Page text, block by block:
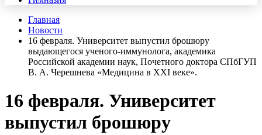
Главная
Новости
16 февраля. Университет выпустил брошюру
выдающегося ученого-иммунолога, академика
Российской академии наук, Почетного доктора СПбГУП
В. А. Черешнева «Медицина в XXI веке».
16 февраля. Университет
выпустил брошюру